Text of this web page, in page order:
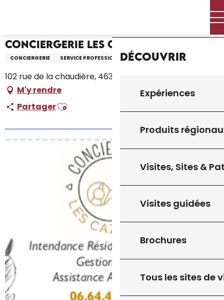
principal
Découvrir
Expériences
Produits
Visites, Sites &
Visites guidées
Brochures
Tous les sites de
Conciergerie les Cazelles
CONCIERGERIE SERVICE PROFESSIONNEL
102 rue de la chaudière, 46310 Uzech
M'y rendre
PartagerAjouter aux favoris